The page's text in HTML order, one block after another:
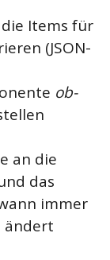
Items für
(JSON-
ob-
an die
das
immer
ändert